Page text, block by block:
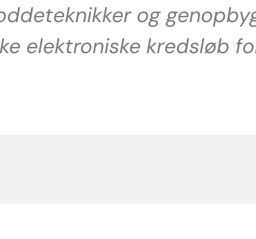
og
elektroniske kredsløb